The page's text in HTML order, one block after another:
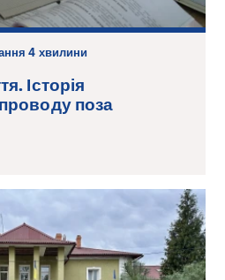
4 хвилини
Історія
поза